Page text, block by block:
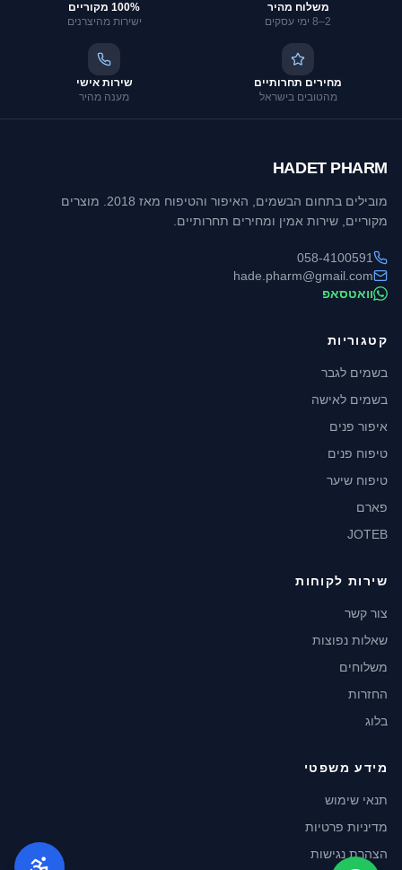
משלוח מהיר
2–8 ימי עסקים
100% מקוריים
ישירות מהיצרנים
מחירים תחרותיים
מהטובים בישראל
שירות אישי
מענה מהיר
HADET PHARM
מובילים בתחום הבשמים, האיפור והטיפוח מאז 2018. מוצרים
מקוריים, שירות אמין ומחירים תחרותיים.
058-4100591
hade.pharm@gmail.com
וואטסאפ
קטגוריות
בשמים לגבר
בשמים לאישה
איפור פנים
טיפוח פנים
טיפוח שיער
פארם
JOTEB
שירות לקוחות
צור קשר
שאלות נפוצות
משלוחים
החזרות
בלוג
מידע משפטי
תנאי שימוש
מדיניות פרטיות
הצהרת נגישות